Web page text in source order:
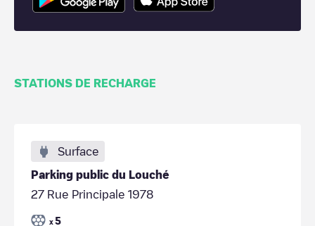
STATIONS DE RECHARGE
Surface
Parking public du Louché
27 Rue Principale 1978
x 5